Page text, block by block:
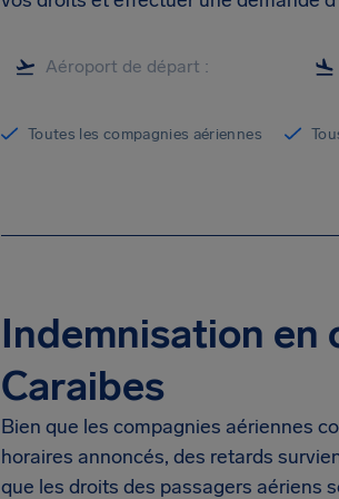
Toutes les compagnies aériennes
Indemnisation en
Caraibes
Bien que les compagnies aériennes
horaires annoncés, des retards
que les droits des passagers aériens